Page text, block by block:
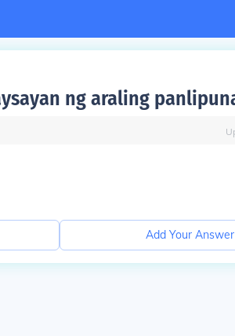
ng araling
Add Your Answer